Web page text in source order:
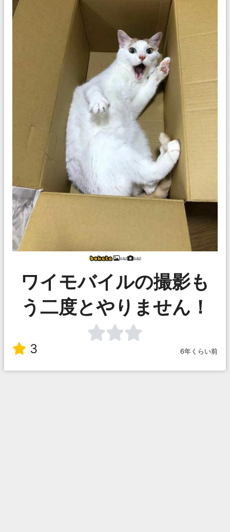
saz saz
ワイモバイルの撮影も
う二度とやりません！
3 6年くらい前